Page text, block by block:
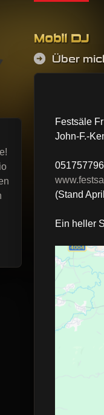
Mobil DJ
Über
Festsäle
John-F.-
051757796
(Stand
Ein heller